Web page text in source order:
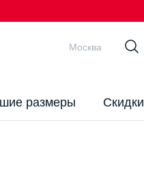
размеры Скидки
Москва